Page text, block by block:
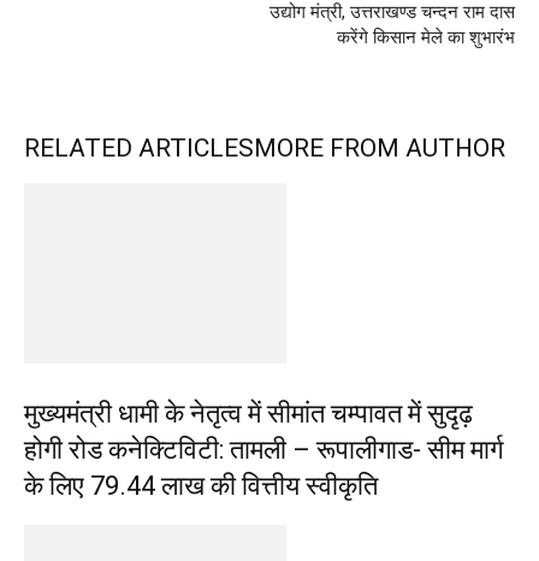
उद्योग मंत्री, उत्तराखण्ड चन्दन राम दास
करेंगे किसान मेले का शुभारंभ
RELATED ARTICLESMORE FROM AUTHOR
मुख्यमंत्री धामी के नेतृत्व में सीमांत चम्पावत में सुदृढ़
होगी रोड कनेक्टिविटी: तामली – रूपालीगाड- सीम मार्ग
के लिए ₹79.44 लाख की वित्तीय स्वीकृति